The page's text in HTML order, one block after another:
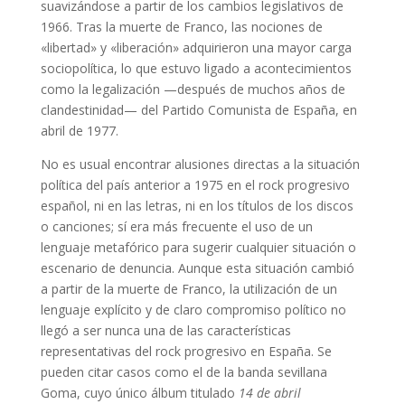
suavizándose a partir de los cambios legislativos de
1966. Tras la muerte de Franco, las nociones de
«libertad» y «liberación» adquirieron una mayor carga
sociopolítica, lo que estuvo ligado a acontecimientos
como la legalización —después de muchos años de
clandestinidad— del Partido Comunista de España, en
abril de 1977.
No es usual encontrar alusiones directas a la situación
política del país anterior a 1975 en el rock progresivo
español, ni en las letras, ni en los títulos de los discos
o canciones; sí era más frecuente el uso de un
lenguaje metafórico para sugerir cualquier situación o
escenario de denuncia. Aunque esta situación cambió
a partir de la muerte de Franco, la utilización de un
lenguaje explícito y de claro compromiso político no
llegó a ser nunca una de las características
representativas del rock progresivo en España. Se
pueden citar casos como el de la banda sevillana
Goma, cuyo único álbum titulado 14 de abril